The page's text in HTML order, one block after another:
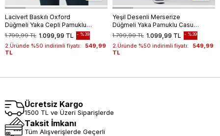
Lacivert Baskılı Oxford
Düğmeli Yaka Cepli Pamuklu
Casual Slim Fit Dar Kesim
Tişört 1011240177
1.099,99 TL
1.799,99 TL %39
2.Üründe %50 indirimli fiyatı:
549,99
TL
Yeşil Desenli Merserize
Düğmeli Yaka Pamuklu Casual
Slim Fit Dar Kesim Tişört
1011240160
1.099,99 TL
1.799,99 TL %39
2.Üründe %50 indirimli fiyatı:
549,99
TL
Ücretsiz Kargo
1500 TL ve Üzeri Siparişlerde
Taksit İmkanı
Tüm Alışverişlerde Geçerli